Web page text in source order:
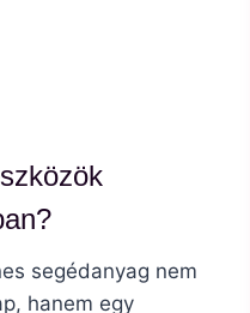
segédanyag nem
hanem egy